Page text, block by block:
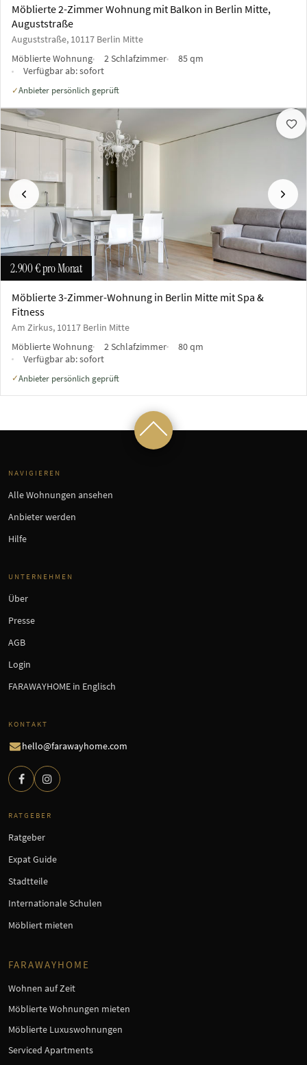
Möblierte 2-Zimmer Wohnung mit Balkon in Berlin Mitte,
Auguststraße
Auguststraße, 10117 Berlin Mitte
Möblierte Wohnung
2 Schlafzimmer
85 qm
Verfügbar ab:sofort
✓Anbieter persönlich geprüft
Vorherige
2.900 €pro Monat
Möblierte 3-Zimmer-Wohnung in Berlin Mitte mit Spa &
Fitness
Am Zirkus, 10117 Berlin Mitte
Möblierte Wohnung
2 Schlafzimmer
80 qm
Verfügbar ab:sofort
✓Anbieter persönlich geprüft
NAVIGIEREN
Alle Wohnungen ansehen
Anbieter werden
Hilfe
UNTERNEHMEN
Über
Presse
AGB
Login
FARAWAYHOME in Englisch
KONTAKT
hello@farawayhome.com
RATGEBER
Ratgeber
Expat Guide
Stadtteile
Internationale Schulen
Möbliert mieten
FARAWAYHOME
Wohnen auf Zeit
Möblierte Wohnungen mieten
Möblierte Luxuswohnungen
Serviced Apartments